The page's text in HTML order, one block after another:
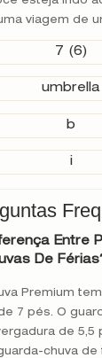
viagem de
Entre
De
Premium
7 pés. O
de 5,5
chuva de